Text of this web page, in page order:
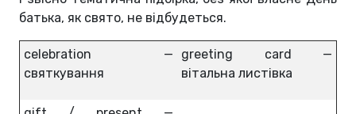
батька, як свято, не відбудеться.
celebration —
святкування
greeting card —
вітальна листівка